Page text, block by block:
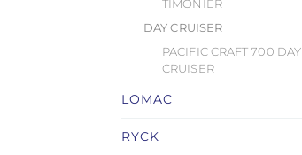
TIMONIER
DAY CRUISER
PACIFIC CRAFT 700 DAY
CRUISER
LOMAC
RYCK